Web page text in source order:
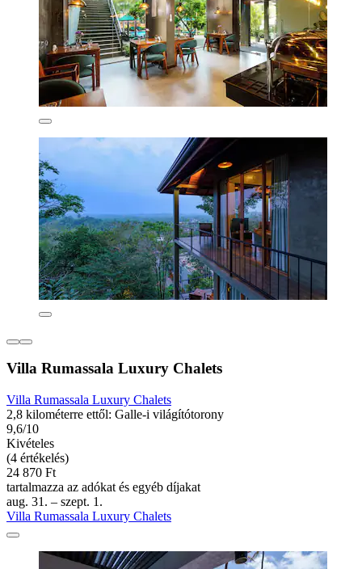
Villa Rumassala Luxury Chalets
Villa Rumassala Luxury Chalets
2,8 kilométerre ettől: Galle-i világítótorony
9,6/10
Kivételes
(4 értékelés)
24 870 Ft
tartalmazza az adókat és egyéb díjakat
aug. 31. – szept. 1.
Villa Rumassala Luxury Chalets